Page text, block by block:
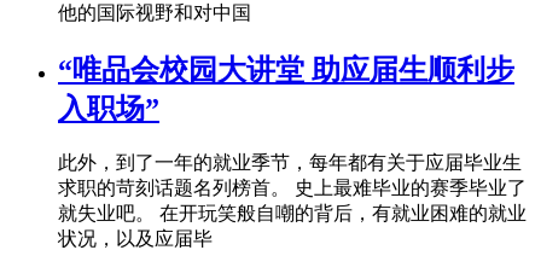
他的国际视野和对中国
“唯品会校园大讲堂 助应届生顺利步
入职场”
此外，到了一年的就业季节，每年都有关于应届毕业生
求职的苛刻话题名列榜首。 史上最难毕业的赛季毕业了
就失业吧。 在开玩笑般自嘲的背后，有就业困难的就业
状况，以及应届毕